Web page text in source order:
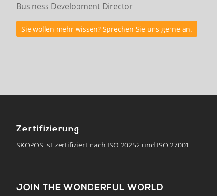
Business Development Director
Sie wollen mehr wissen? Sprechen Sie uns gerne an.
Zertifizierung
SKOPOS ist zertifiziert nach ISO 20252 und ISO 27001.
JOIN THE WONDERFUL WORLD